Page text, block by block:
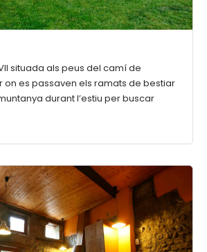
situada als peus del camí de
on es passaven els ramats de bestiar
durant l’estiu per buscar